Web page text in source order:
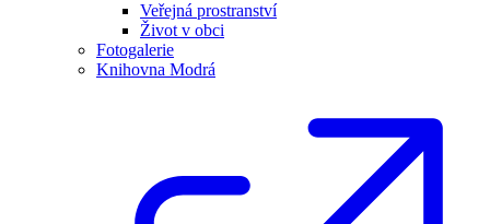
Veřejná prostranství
Život v obci
Fotogalerie
Knihovna Modrá